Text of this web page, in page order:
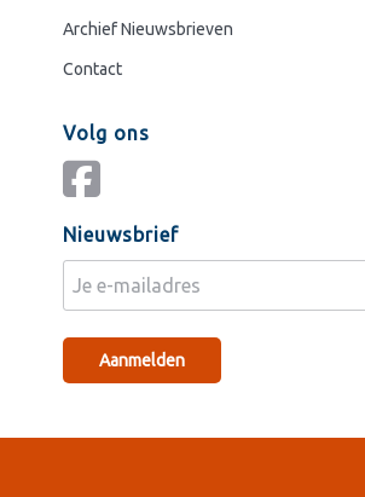
Archief Nieuwsbrieven
Contact
Volg ons
Nieuwsbrief